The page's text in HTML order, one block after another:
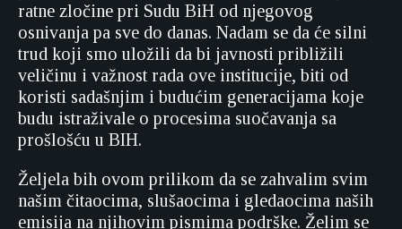
ratne zločine pri Sudu BiH od njegovog
osnivanja pa sve do danas. Nadam se da će silni
trud koji smo uložili da bi javnosti približili
veličinu i važnost rada ove institucije, biti od
koristi sadašnjim i budućim generacijama koje
budu istraživale o procesima suočavanja sa
prošlošću u BIH.
Željela bih ovom prilikom da se zahvalim svim
našim čitaocima, slušaocima i gledaocima naših
emisija na njihovim pismima podrške. Želim se